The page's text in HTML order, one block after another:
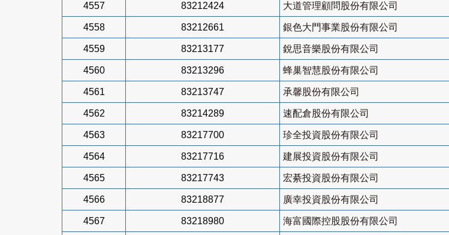
4557 83212424 大道管理顧問股份有限公司
4558 83212661 銀色大門事業股份有限公司
4559 83213177 銳思音樂股份有限公司
4560 83213296 蜂巢智慧股份有限公司
4561 83213747 承馨股份有限公司
4562 83214289 速配倉股份有限公司
4563 83217700 珍全投資股份有限公司
4564 83217716 建展投資股份有限公司
4565 83217743 宏綦投資股份有限公司
4566 83218877 廣幸投資股份有限公司
4567 83218980 海富國際控股股份有限公司